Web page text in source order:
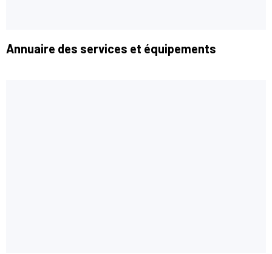
Annuaire des services et équipements